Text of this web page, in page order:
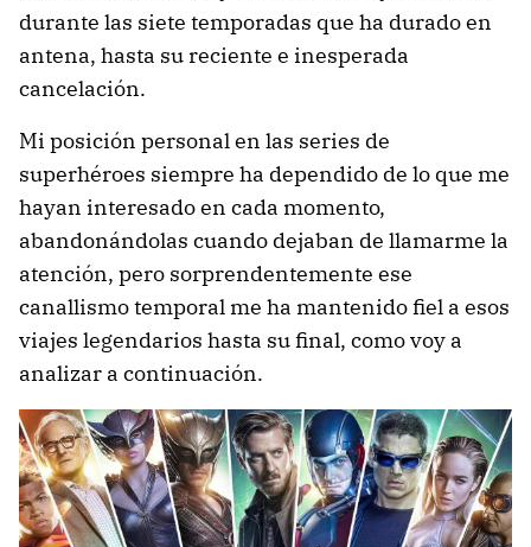
durante las siete temporadas que ha durado en
antena, hasta su reciente e inesperada
cancelación.
Mi posición personal en las series de
superhéroes siempre ha dependido de lo que me
hayan interesado en cada momento,
abandonándolas cuando dejaban de llamarme la
atención, pero sorprendentemente ese
canallismo temporal me ha mantenido fiel a esos
viajes legendarios hasta su final, como voy a
analizar a continuación.